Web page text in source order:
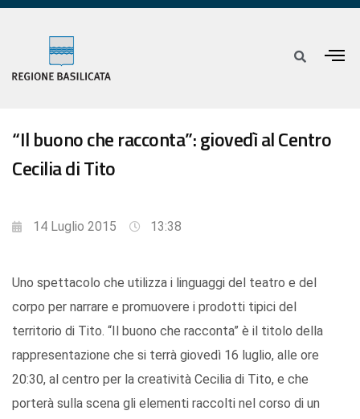
“Il buono che racconta”: giovedì al Centro
Cecilia di Tito
14 Luglio 2015 13:38
Uno spettacolo che utilizza i linguaggi del teatro e del
corpo per narrare e promuovere i prodotti tipici del
territorio di Tito. “Il buono che racconta” è il titolo della
rappresentazione che si terrà giovedì 16 luglio, alle ore
20:30, al centro per la creatività Cecilia di Tito, e che
porterà sulla scena gli elementi raccolti nel corso di un